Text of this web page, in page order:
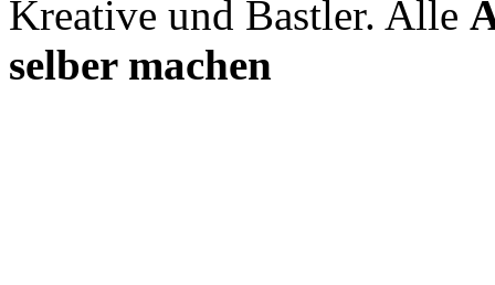
Kreative und Bastler. Alle
selber machen